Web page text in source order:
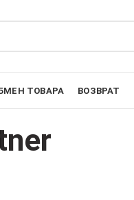
ТОВАРА ВОЗВРАТ